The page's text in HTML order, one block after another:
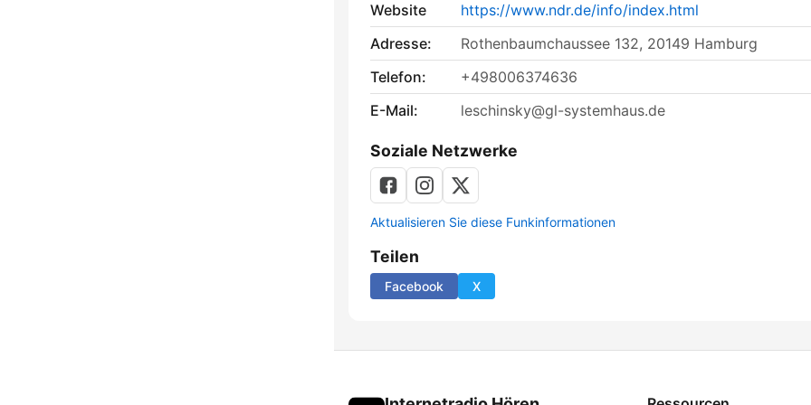
Website
https://www.ndr.de/info/index.html
Adresse:
Rothenbaumchaussee 132, 20149 Hamburg
Telefon:
+498006374636
E-Mail:
leschinsky@gl-systemhaus.de
Soziale Netzwerke
Aktualisieren Sie diese Funkinformationen
Teilen
Facebook X